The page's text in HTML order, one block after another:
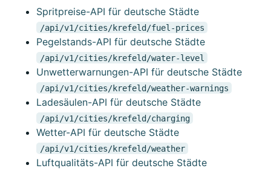
Spritpreise-API für deutsche Städte
/api/v1/cities/krefeld/fuel-prices
Pegelstands-API für deutsche Städte
/api/v1/cities/krefeld/water-level
Unwetterwarnungen-API für deutsche Städte
/api/v1/cities/krefeld/weather-warnings
Ladesäulen-API für deutsche Städte
/api/v1/cities/krefeld/charging
Wetter-API für deutsche Städte
/api/v1/cities/krefeld/weather
Luftqualitäts-API für deutsche Städte